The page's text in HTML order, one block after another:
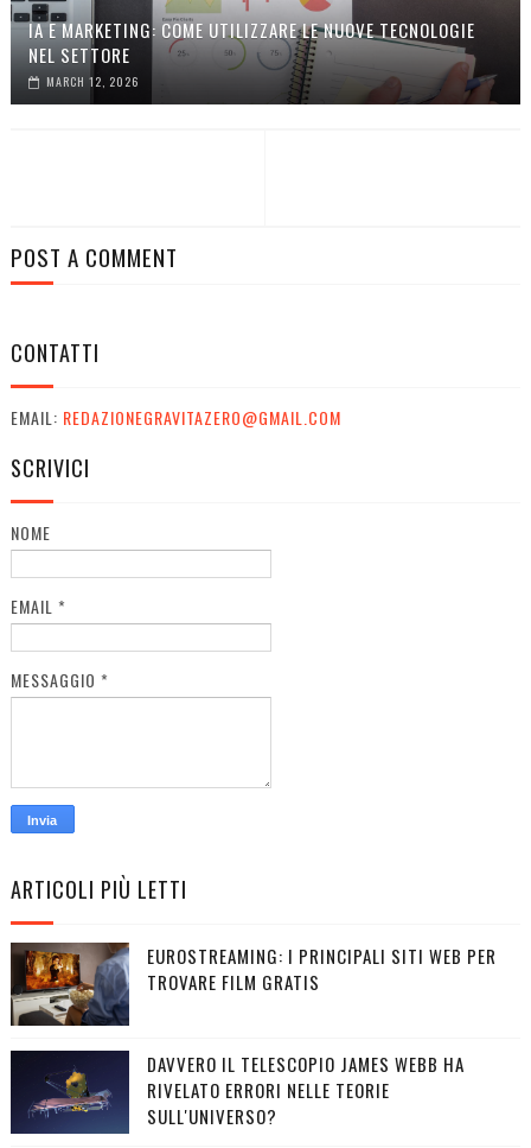
IA E MARKETING: COME UTILIZZARE LE NUOVE TECNOLOGIE
NEL SETTORE
MARCH 12, 2026
POST A COMMENT
CONTATTI
EMAIL: REDAZIONEGRAVITAZERO@GMAIL.COM
SCRIVICI
NOME
EMAIL *
MESSAGGIO *
ARTICOLI PIÙ LETTI
EUROSTREAMING: I PRINCIPALI SITI WEB PER
TROVARE FILM GRATIS
DAVVERO IL TELESCOPIO JAMES WEBB HA
RIVELATO ERRORI NELLE TEORIE
SULL'UNIVERSO?